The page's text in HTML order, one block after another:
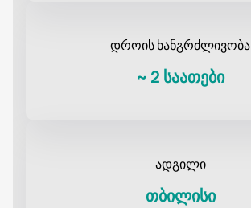
დროის ხანგრძლივობა
~ 2 საათები
ადგილი
თბილისი